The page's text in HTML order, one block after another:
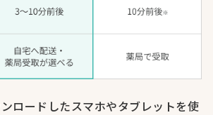
ロードしたスマホやタブレットを使